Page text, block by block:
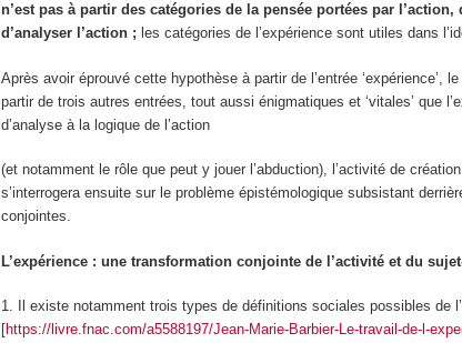
n’est pas à partir des catégories de la pensée portées par
d’analyser l’action ; les catégories de l’expérience sont utiles dans
Après avoir éprouvé cette hypothèse à partir de l’entrée ‘expérience’,
partir de trois autres entrées, tout aussi énigmatiques et ‘vitales’ que
d’analyse à la logique de l’action
(et notamment le rôle que peut y jouer l’abduction), l’activité de
s’interrogera ensuite sur le problème épistémologique subsistant
conjointes.
L’expérience : une transformation conjointe de l’activité et du
1. Il existe notamment trois types dedéfinitions sociales possibles de
[https://livre.fnac.com/a5588197/Jean-Marie-Barbier-Le-travail-de-l-